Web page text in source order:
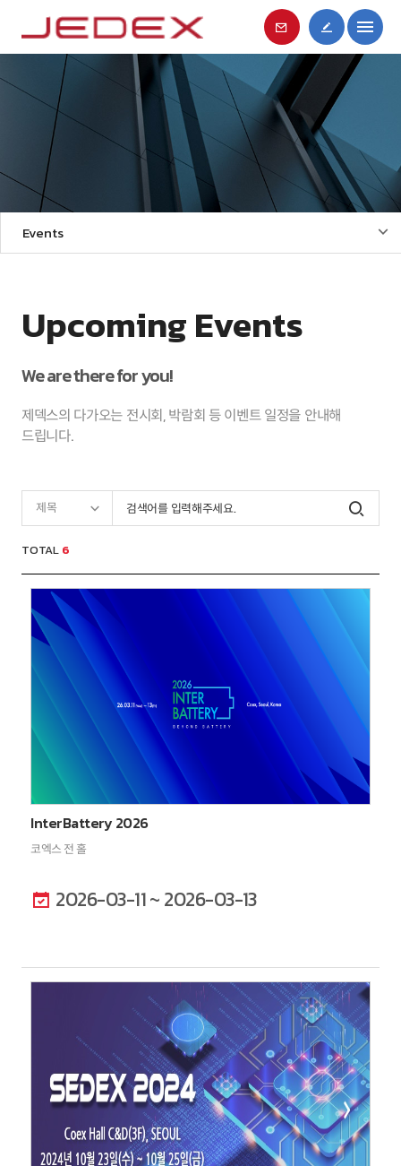
Events
Upcoming Events
We are there for you!
제덱스의 다가오는 전시회, 박람회 등 이벤트 일정을 안내해
드립니다.
제목
TOTAL 6
InterBattery 2026
코엑스 전 홀
2026-03-11 ~ 2026-03-13